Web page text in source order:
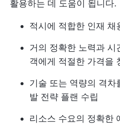
활용하는 데 도움이 됩니다.
적시에 적합한 인재 채
거의 정확한 노력과 시
객에게 적절한 가격을
기술 또는 역량의 격차
발 전략 플랜 수립
리소스 수요의 정확한